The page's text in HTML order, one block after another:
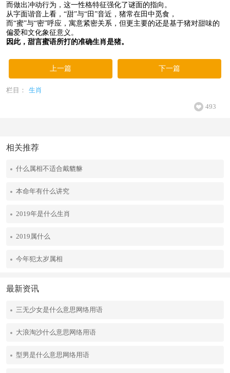
而做出冲动行为，这一性格特征强化了谜面的指向。
从字面谐音上看，“甜”与“田”音近，猪常在田中觅食，
而“蜜”与“密”呼应，寓意紧密关系，但更主要的还是基于猪对甜味的
偏爱和文化象征意义。
因此，甜言蜜语所打的准确生肖是猪。
上一篇 下一篇
栏目： 生肖
493
相关推荐
什么属相不适合戴貔貅
本命年有什么讲究
2019年是什么生肖
2019属什么
今年犯太岁属相
最新资讯
三无少女是什么意思网络用语
大浪淘沙什么意思网络用语
型男是什么意思网络用语